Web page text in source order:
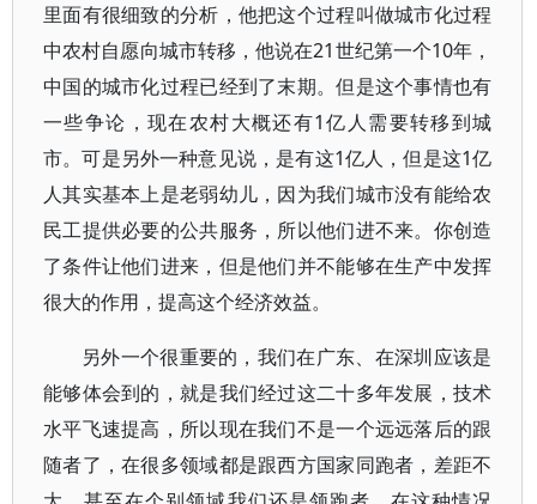
里面有很细致的分析，他把这个过程叫做城市化过程
中农村自愿向城市转移，他说在21世纪第一个10年，
中国的城市化过程已经到了末期。但是这个事情也有
一些争论，现在农村大概还有1亿人需要转移到城
市。可是另外一种意见说，是有这1亿人，但是这1亿
人其实基本上是老弱幼儿，因为我们城市没有能给农
民工提供必要的公共服务，所以他们进不来。你创造
了条件让他们进来，但是他们并不能够在生产中发挥
很大的作用，提高这个经济效益。
另外一个很重要的，我们在广东、在深圳应该是
能够体会到的，就是我们经过这二十多年发展，技术
水平飞速提高，所以现在我们不是一个远远落后的跟
随者了，在很多领域都是跟西方国家同跑者，差距不